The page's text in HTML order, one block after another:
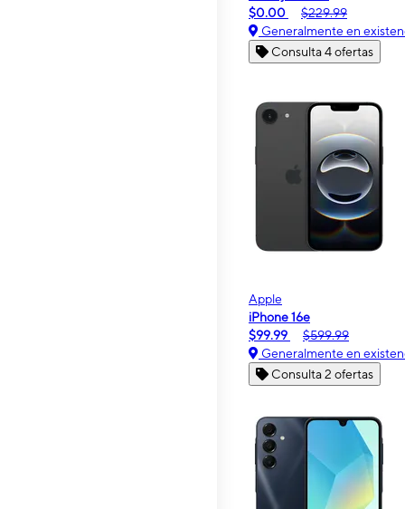
$0.00
$229.99
Generalmente en
Consulta 4 ofertas
Apple
iPhone 16e
$99.99
$599.99
Generalmente en
Consulta 2 ofertas